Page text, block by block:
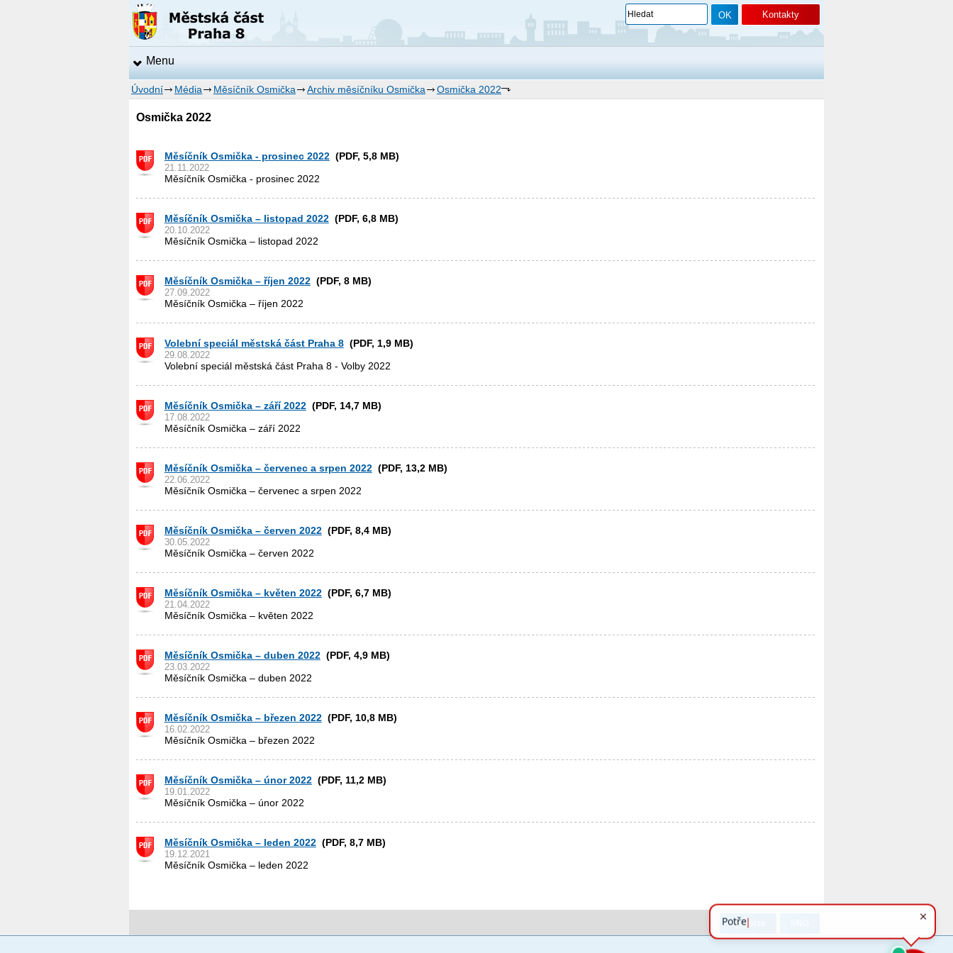
Kontakty
Menu
Úvodní Média Měsíčník Osmička Archiv měsíčníku Osmička Osmička 2022
Osmička 2022
Měsíčník Osmička - prosinec 2022(PDF, 5,8 MB)
21.11.2022
Měsíčník Osmička - prosinec 2022
Měsíčník Osmička – listopad 2022(PDF, 6,8 MB)
20.10.2022
Měsíčník Osmička – listopad 2022
Měsíčník Osmička – říjen 2022(PDF, 8 MB)
27.09.2022
Měsíčník Osmička – říjen 2022
Volební speciál městská část Praha 8(PDF, 1,9 MB)
29.08.2022
Volební speciál městská část Praha 8 - Volby 2022
Měsíčník Osmička – září 2022(PDF, 14,7 MB)
17.08.2022
Měsíčník Osmička – září 2022
Měsíčník Osmička – červenec a srpen 2022(PDF, 13,2 MB)
22.06.2022
Měsíčník Osmička – červenec a srpen 2022
Měsíčník Osmička – červen 2022(PDF, 8,4 MB)
30.05.2022
Měsíčník Osmička – červen 2022
Měsíčník Osmička – květen 2022(PDF, 6,7 MB)
21.04.2022
Měsíčník Osmička – květen 2022
Měsíčník Osmička – duben 2022(PDF, 4,9 MB)
23.03.2022
Měsíčník Osmička – duben 2022
Měsíčník Osmička – březen 2022(PDF, 10,8 MB)
16.02.2022
Měsíčník Osmička – březen 2022
Měsíčník Osmička – únor 2022(PDF, 11,2 MB)
19.01.2022
Měsíčník Osmička – únor 2022
Měsíčník Osmička – leden 2022(PDF, 8,7 MB)
19.12.2021
Měsíčník Osmička – leden 2022
PC verze